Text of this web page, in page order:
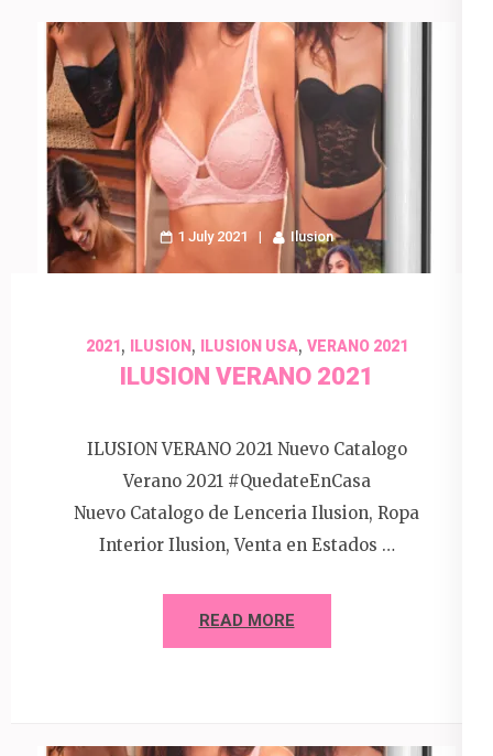
1 July 2021 Ilusion
2021, ILUSION, ILUSION USA, VERANO 2021
ILUSION VERANO 2021
ILUSION VERANO 2021 Nuevo Catalogo
Verano 2021 #QuedateEnCasa
Nuevo Catalogo de Lenceria Ilusion, Ropa
Interior Ilusion, Venta en Estados …
READ MORE